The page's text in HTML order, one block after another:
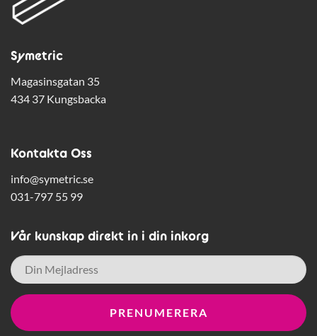
Symetric
Magasinsgatan 35
434 37 Kungsbacka
Kontakta Oss
info@symetric.se
031-797 55 99
Vår kunskap direkt in i din inkorg
E-
post *